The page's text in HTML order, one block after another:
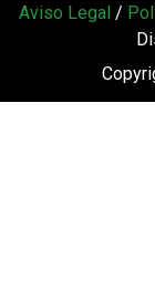
Aviso Legal /